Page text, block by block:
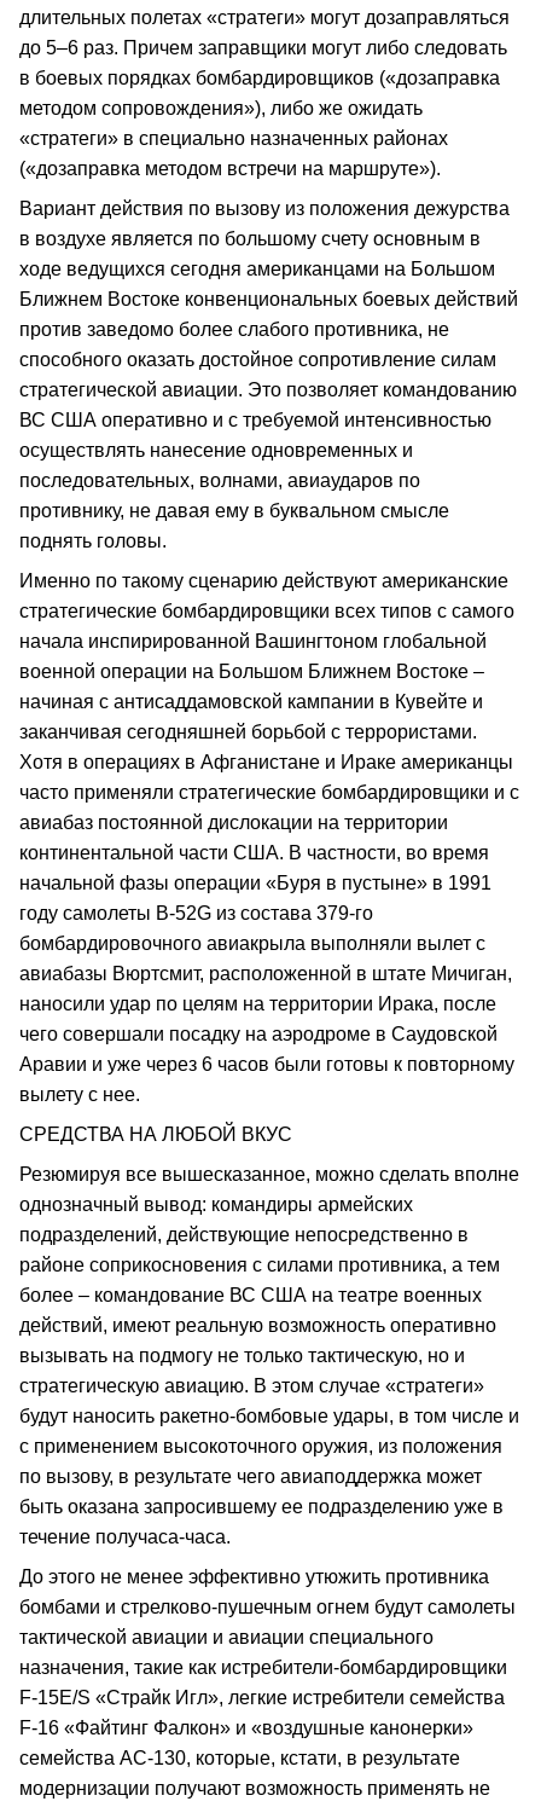
длительных полетах «стратеги» могут дозаправляться
до 5–6 раз. Причем заправщики могут либо следовать
в боевых порядках бомбардировщиков («дозаправка
методом сопровождения»), либо же ожидать
«стратеги» в специально назначенных районах
(«дозаправка методом встречи на маршруте»).
Вариант действия по вызову из положения дежурства
в воздухе является по большому счету основным в
ходе ведущихся сегодня американцами на Большом
Ближнем Востоке конвенциональных боевых действий
против заведомо более слабого противника, не
способного оказать достойное сопротивление силам
стратегической авиации. Это позволяет командованию
ВС США оперативно и с требуемой интенсивностью
осуществлять нанесение одновременных и
последовательных, волнами, авиаударов по
противнику, не давая ему в буквальном смысле
поднять головы.
Именно по такому сценарию действуют американские
стратегические бомбардировщики всех типов с самого
начала инспирированной Вашингтоном глобальной
военной операции на Большом Ближнем Востоке –
начиная с антисаддамовской кампании в Кувейте и
заканчивая сегодняшней борьбой с террористами.
Хотя в операциях в Афганистане и Ираке американцы
часто применяли стратегические бомбардировщики и с
авиабаз постоянной дислокации на территории
континентальной части США. В частности, во время
начальной фазы операции «Буря в пустыне» в 1991
году самолеты В-52G из состава 379-го
бомбардировочного авиакрыла выполняли вылет с
авиабазы Вюртсмит, расположенной в штате Мичиган,
наносили удар по целям на территории Ирака, после
чего совершали посадку на аэродроме в Саудовской
Аравии и уже через 6 часов были готовы к повторному
вылету с нее.
СРЕДСТВА НА ЛЮБОЙ ВКУС
Резюмируя все вышесказанное, можно сделать вполне
однозначный вывод: командиры армейских
подразделений, действующие непосредственно в
районе соприкосновения с силами противника, а тем
более – командование ВС США на театре военных
действий, имеют реальную возможность оперативно
вызывать на подмогу не только тактическую, но и
стратегическую авиацию. В этом случае «стратеги»
будут наносить ракетно-бомбовые удары, в том числе и
с применением высокоточного оружия, из положения
по вызову, в результате чего авиаподдержка может
быть оказана запросившему ее подразделению уже в
течение получаса-часа.
До этого не менее эффективно утюжить противника
бомбами и стрелково-пушечным огнем будут самолеты
тактической авиации и авиации специального
назначения, такие как истребители-бомбардировщики
F-15E/S «Страйк Игл», легкие истребители семейства
F-16 «Файтинг Фалкон» и «воздушные канонерки»
семейства АС-130, которые, кстати, в результате
модернизации получают возможность применять не